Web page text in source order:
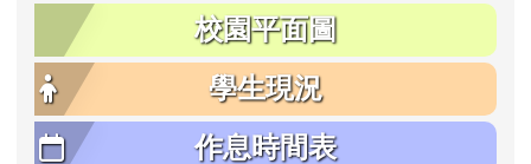
校園平面圖
學生現況
作息時間表